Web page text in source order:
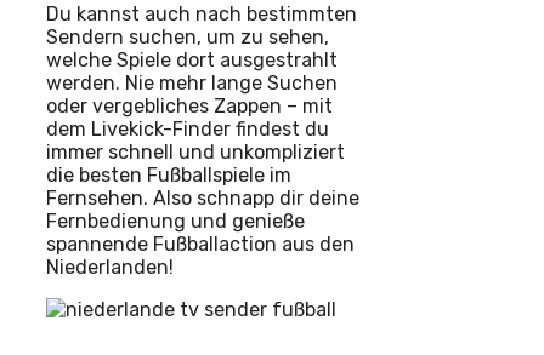
Du kannst auch nach bestimmten
Sendern suchen, um zu sehen,
welche Spiele dort ausgestrahlt
werden. Nie mehr lange Suchen
oder vergebliches Zappen – mit
dem Livekick-Finder findest du
immer schnell und unkompliziert
die besten Fußballspiele im
Fernsehen. Also schnapp dir deine
Fernbedienung und genieße
spannende Fußballaction aus den
Niederlanden!